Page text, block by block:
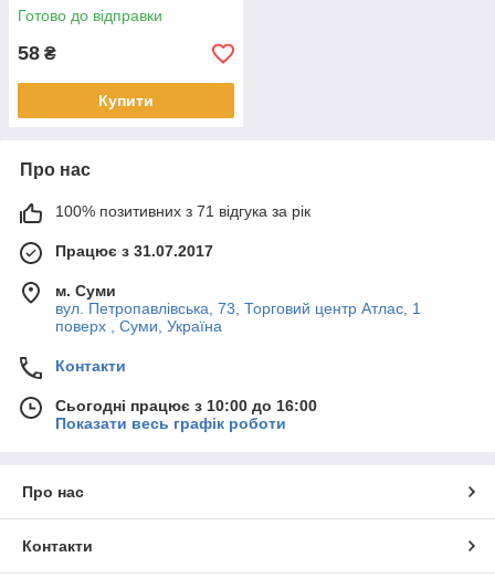
Готово до відправки
58 ₴
Купити
Про нас
100% позитивних з 71 відгука за рік
Працює з 31.07.2017
м. Суми
вул. Петропавлівська, 73, Торговий центр Атлас, 1
поверх , Суми, Україна
Контакти
Сьогодні працює з 10:00 до 16:00
Показати весь графік роботи
Про нас
Контакти